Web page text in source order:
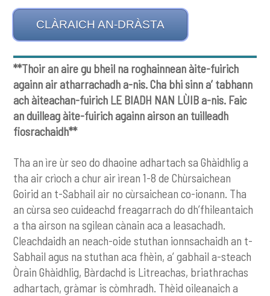
CLÀRAICH AN-DRÀSTA
**Thoir an aire gu bheil na roghainnean àite-fuirich
againn air atharrachadh a-nis. Cha bhi sinn a’ tabhann
ach àiteachan-fuirich LE BIADH NAN LÙIB a-nis. Faic
an duilleag àite-fuirich againn airson an tuilleadh
fiosrachaidh**
Tha an ìre ùr seo do dhaoine adhartach sa Ghàidhlig a
tha air crìoch a chur air ìrean 1-8 de Chùrsaichean
Goirid an t-Sabhail air no cùrsaichean co-ionann. Tha
an cùrsa seo cuideachd freagarrach do dh’fhileantaich
a tha airson na sgilean cànain aca a leasachadh.
Cleachdaidh an neach-oide stuthan ionnsachaidh an t-
Sabhail agus na stuthan aca fhèin, a’ gabhail a-steach
Òrain Ghàidhlig, Bàrdachd is Litreachas, briathrachas
adhartach, gràmar is còmhradh. Thèid oileanaich a